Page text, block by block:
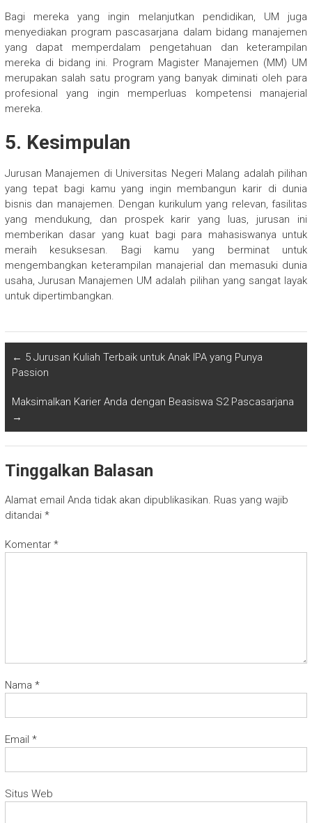
Bagi mereka yang ingin melanjutkan pendidikan, UM juga
menyediakan program pascasarjana dalam bidang manajemen
yang dapat memperdalam pengetahuan dan keterampilan
mereka di bidang ini. Program Magister Manajemen (MM) UM
merupakan salah satu program yang banyak diminati oleh para
profesional yang ingin memperluas kompetensi manajerial
mereka.
5. Kesimpulan
Jurusan Manajemen di Universitas Negeri Malang adalah pilihan
yang tepat bagi kamu yang ingin membangun karir di dunia
bisnis dan manajemen. Dengan kurikulum yang relevan, fasilitas
yang mendukung, dan prospek karir yang luas, jurusan ini
memberikan dasar yang kuat bagi para mahasiswanya untuk
meraih kesuksesan. Bagi kamu yang berminat untuk
mengembangkan keterampilan manajerial dan memasuki dunia
usaha, Jurusan Manajemen UM adalah pilihan yang sangat layak
untuk dipertimbangkan.
← 5 Jurusan Kuliah Terbaik untuk Anak IPA yang Punya
Passion
Maksimalkan Karier Anda dengan Beasiswa S2 Pascasarjana
→
Tinggalkan Balasan
Alamat email Anda tidak akan dipublikasikan. Ruas yang wajib
ditandai *
Komentar *
Nama *
Email *
Situs Web